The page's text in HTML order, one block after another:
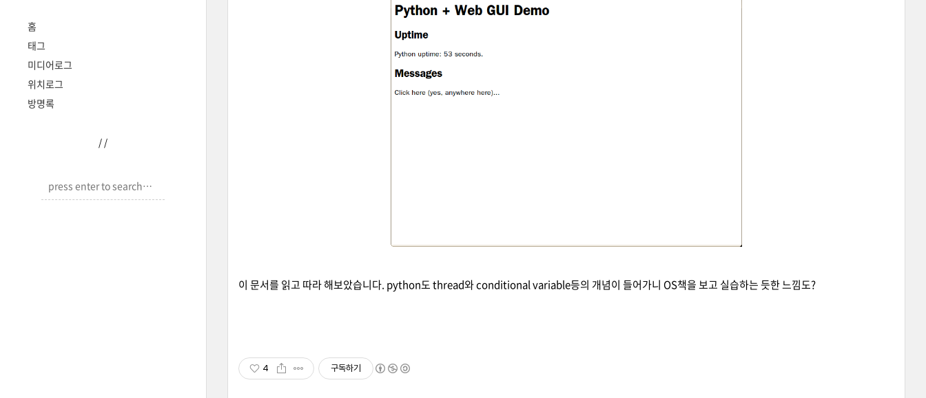
홈
태그
미디어로그
위치로그
방명록
/ /
이 문서를 읽고 따라 해보았습니다. python도 thread와 conditional variable등의 개념이 들어가니 OS책을 보고 실습하는 듯한 느낌도?
4 구독하기